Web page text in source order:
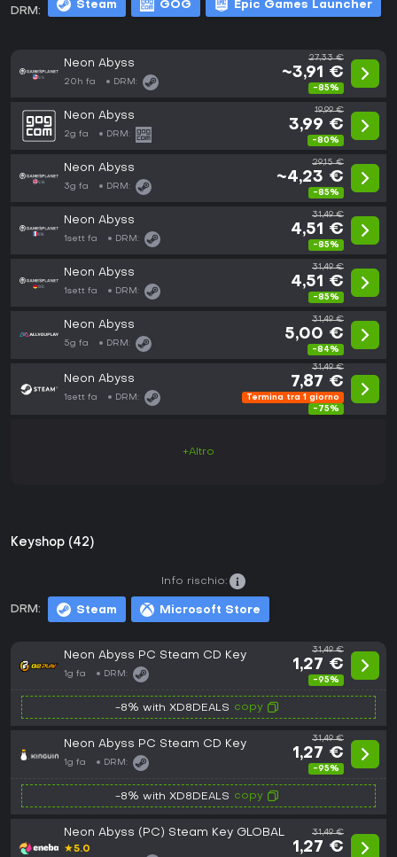
DRM: Steam GOG Epic Games Launcher
Neon Abyss
20h fa DRM:
27,33 €
~3,91 €
-85%
Neon Abyss
2g fa DRM:
19,99 €
3,99 €
-80%
Neon Abyss
3g fa DRM:
29,15 €
~4,23 €
-85%
Neon Abyss
1sett fa DRM:
31,49 €
4,51 €
-85%
Neon Abyss
1sett fa DRM:
31,49 €
4,51 €
-85%
Neon Abyss
5g fa DRM:
31,49 €
5,00 €
-84%
Neon Abyss
1sett fa DRM:
31,49 €
7,87 €
Termina tra 1 giorno
-75%
+Altro
Keyshop (42)
DRM: Steam Microsoft Store
Info rischio:
Neon Abyss PC Steam CD Key
1g fa DRM:
31,49 €
1,27 €
-95%
-8% with XD8DEALS copy
Neon Abyss PC Steam CD Key
1g fa DRM:
31,49 €
1,27 €
-95%
-8% with XD8DEALS copy
Neon Abyss (PC) Steam Key GLOBAL
★5.0
31,49 €
1,27 €